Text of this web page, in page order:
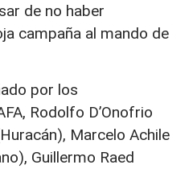
de no haber
campaña al mando de
por los
Rodolfo D’Onofrio
Marcelo Achile
Guillermo Raed